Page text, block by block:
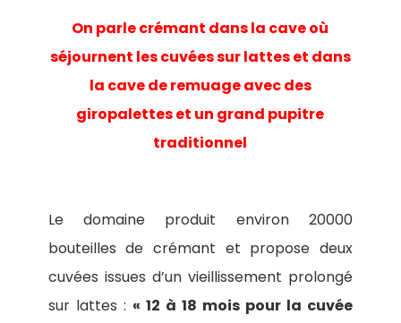
On parle crémant dans la cave où
séjournent les cuvées sur lattes et dans
la cave de remuage avec des
giropalettes et un grand pupitre
traditionnel
Le domaine produit environ 20000
bouteilles de crémant et propose deux
cuvées issues d’un vieillissement prolongé
sur lattes : « 12 à 18 mois pour la cuvée